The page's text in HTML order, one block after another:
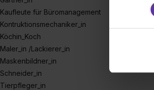
Partner
zu. . In
Kaufleute für Büromanagement
Kontruktionsmechaniker_in
Köchin_Koch
Maler_in /Lackierer_in
Maskenbildner_in
Schneider_in
Tierpfleger_in